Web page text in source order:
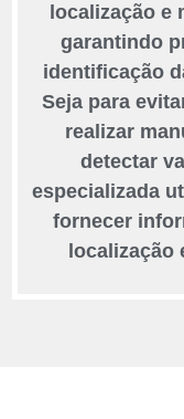
localização e
garantindo
identificação
Seja para
realizar
detectar
especializada
fornecer
localização